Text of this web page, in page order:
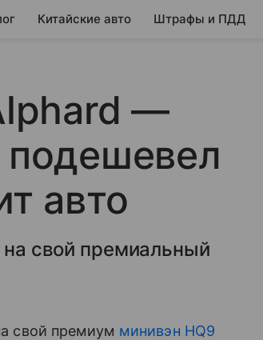
Китайские авто Штрафы и ПДД
—
подешевел
авто
свой премиальный
свой премиум минивэн HQ9